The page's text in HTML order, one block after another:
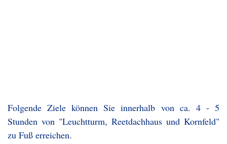
Folgende Ziele können Sie innerhalb von ca. 4 - 5
Stunden von "Leuchtturm, Reetdachhaus und Kornfeld"
zu Fuß erreichen.